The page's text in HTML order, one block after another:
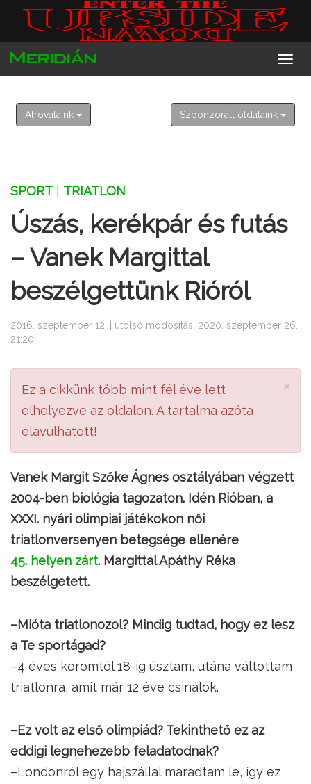
2026. augusztus 9. vasárnap
Emőd
Alrovataink Szponzorált oldalaink
SPORT TRIATLON
Úszás, kerékpár és futás
– Vanek Margittal
beszélgettünk Rióról
2016. szeptember 12. | utolsó módosítás: 2020. szeptember 26.,
21:20
×
Ez a cikkünk több mint fél éve lett
elhelyezve az oldalon. A tartalma azóta
elavulhatott!
Vanek Margit Szőke Ágnes osztályában végzett
2004-ben biológia tagozaton. Idén Rióban, a
XXXI. nyári olimpiai játékokon női
triatlonversenyen betegsége ellenére
45. helyen zárt. Margittal Apáthy Réka
beszélgetett.
–Mióta triatlonozol? Mindig tudtad, hogy ez lesz
a Te sportágad?
–4 éves koromtól 18-ig úsztam, utána váltottam
triatlonra, amit már 12 éve csinálok.
–Ez volt az első olimpiád? Tekinthető ez az
eddigi legnehezebb feladatodnak?
–Londonról egy hajszállal maradtam le, így ez